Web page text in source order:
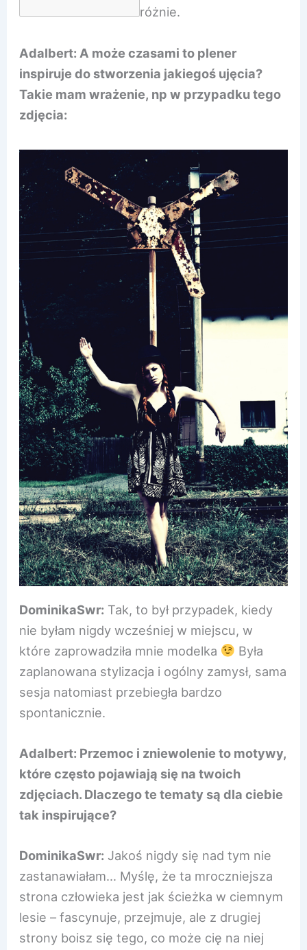
różnie.
Adalbert: A może czasami to plener
inspiruje do stworzenia jakiegoś ujęcia?
Takie mam wrażenie, np w przypadku tego
zdjęcia:
DominikaSwr: Tak, to był przypadek, kiedy
nie byłam nigdy wcześniej w miejscu, w
które zaprowadziła mnie modelka
Była
zaplanowana stylizacja i ogólny zamysł, sama
sesja natomiast przebiegła bardzo
spontanicznie.
Adalbert: Przemoc i zniewolenie to motywy,
które często pojawiają się na twoich
zdjęciach. Dlaczego te tematy są dla ciebie
tak inspirujące?
DominikaSwr: Jakoś nigdy się nad tym nie
zastanawiałam… Myślę, że ta mroczniejsza
strona człowieka jest jak ścieżka w ciemnym
lesie – fascynuje, przejmuje, ale z drugiej
strony boisz się tego, co może cię na niej